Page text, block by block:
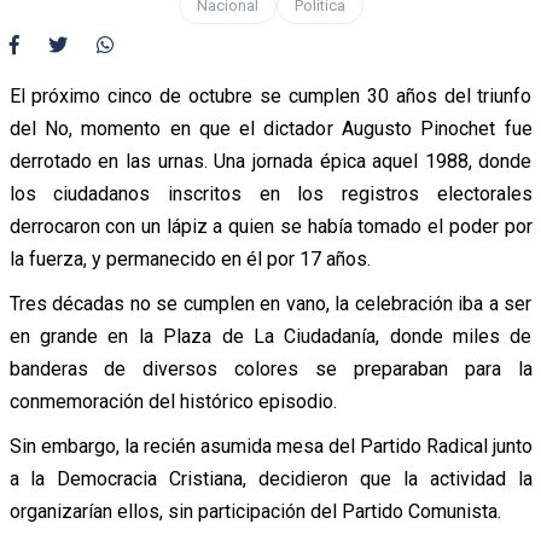
Nacional Política
El próximo cinco de octubre se cumplen 30 años del triunfo
del No, momento en que el dictador Augusto Pinochet fue
derrotado en las urnas. Una jornada épica aquel 1988, donde
los ciudadanos inscritos en los registros electorales
derrocaron con un lápiz a quien se había tomado el poder por
la fuerza, y permanecido en él por 17 años.
Tres décadas no se cumplen en vano, la celebración iba a ser
en grande en la Plaza de La Ciudadanía, donde miles de
banderas de diversos colores se preparaban para la
conmemoración del histórico episodio.
Sin embargo, la recién asumida mesa del Partido Radical junto
a la Democracia Cristiana, decidieron que la actividad la
organizarían ellos, sin participación del Partido Comunista.